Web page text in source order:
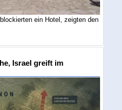
ein Hotel, zeigten den
Israel greift im